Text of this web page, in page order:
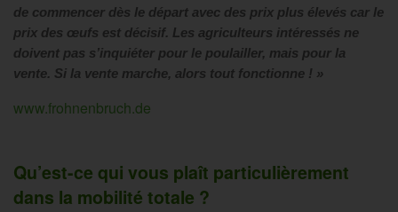
de commencer dès le départ avec des prix plus élevés car le
prix des œufs est décisif. Les agriculteurs intéressés ne
doivent pas s’inquiéter pour le poulailler, mais pour la
vente. Si la vente marche, alors tout fonctionne ! »
www.frohnenbruch.de
Qu’est-ce qui vous plaît particulièrement
dans la mobilité totale ?